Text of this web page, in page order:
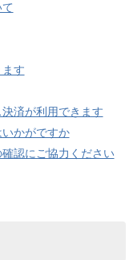
す
済が利用できます
かがですか
認にご協力ください